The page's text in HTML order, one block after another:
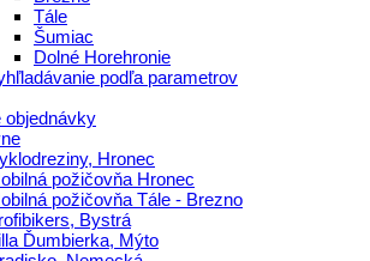
Tále
Šumiac
Dolné Horehronie
podľa parametrov
objednávky
Hronec
požičovňa Hronec
požičovňa Tále - Brezno
Bystrá
Ďumbierka, Mýto